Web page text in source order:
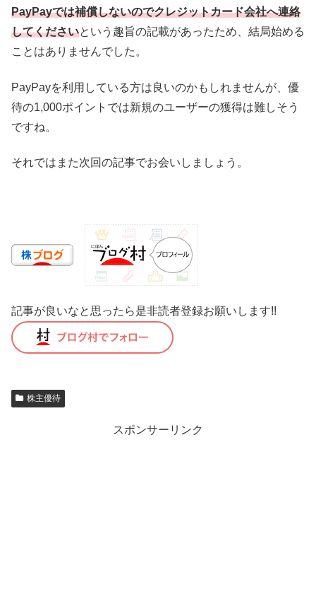
PayPayでは補償しないのでクレジットカード会社へ連絡
してくださいという趣旨の記載があったため、結局始める
ことはありませんでした。
PayPayを利用している方は良いのかもしれませんが、優
待の1,000ポイントでは新規のユーザーの獲得は難しそう
ですね。
それではまた次回の記事でお会いしましょう。
記事が良いなと思ったら是非読者登録お願いします!!
株主優待
スポンサーリンク